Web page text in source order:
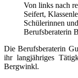
Von links nach
Seifert,
Schülerinnen
Berufsberaterin
Die Berufsberaterin
ihr langjähriges
Bergwinkl.